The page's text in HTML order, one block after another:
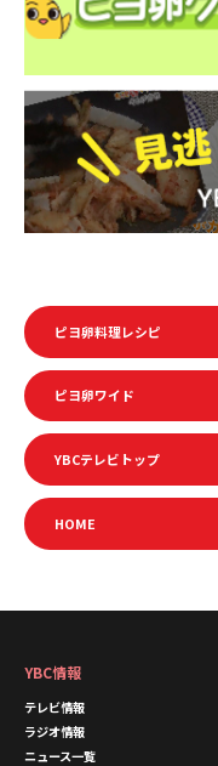
ピヨ卵料理レシピ
ピヨ卵ワイド
YBCテレビトップ
HOME
YBC情報
テレビ情報
ラジオ情報
ニュース一覧